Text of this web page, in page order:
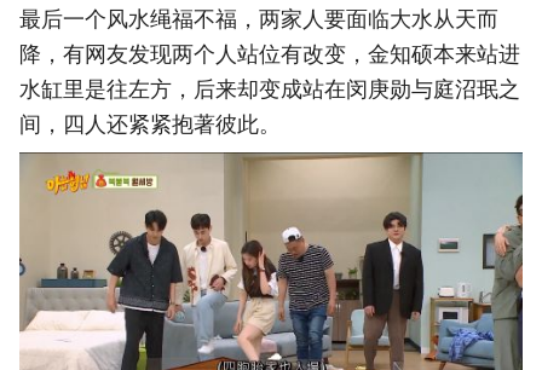
最后一个风水绳福不福，两家人要面临大水从天而
降，有网友发现两个人站位有改变，金知硕本来站进
水缸里是往左方，后来却变成站在闵庚勋与庭沼珉之
间，四人还紧紧抱著彼此。